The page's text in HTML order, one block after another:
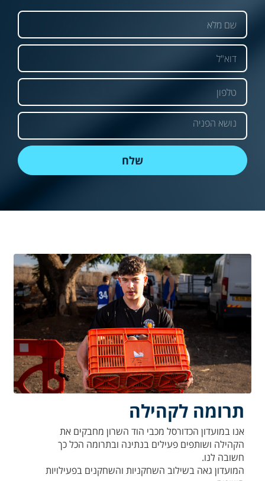
שלח
תרומה לקהילה
אנו במועדון הכדורסל מכבי הוד השרון מחבקים את
הקהילה ושותפים פעילים בנתינה ובתרומה הכל כך
חשובה לנו.
המועדון גאה בשילוב השחקניות והשחקנים בפעילויות